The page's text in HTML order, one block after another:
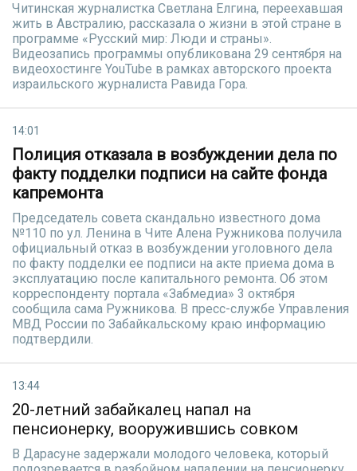
Читинская журналистка Светлана Елгина, переехавшая
жить в Австралию, рассказала о жизни в этой стране в
программе «Русский мир: Люди и страны».
Видеозапись программы опубликована 29 сентября на
видеохостинге YouTube в рамках авторского проекта
израильского журналиста Равида Гора.
14:01
Полиция отказала в возбуждении дела по
факту подделки подписи на сайте фонда
капремонта
Председатель совета скандально известного дома
№110 по ул. Ленина в Чите Алена Ружникова получила
официальный отказ в возбуждении уголовного дела
по факту подделки ее подписи на акте приема дома в
эксплуатацию после капитального ремонта. Об этом
корреспонденту портала «Забмедиа» 3 октября
сообщила сама Ружникова. В пресс-службе Управления
МВД России по Забайкальскому краю информацию
подтвердили.
13:44
20-летний забайкалец напал на
пенсионерку, вооружившись совком
В Дарасуне задержали молодого человека, который